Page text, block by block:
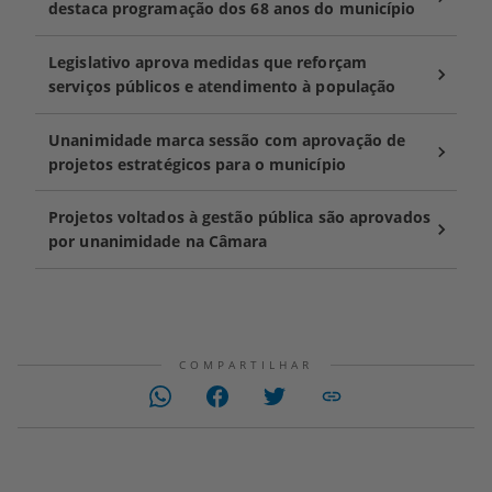
destaca programação dos 68 anos do município
Legislativo aprova medidas que reforçam
serviços públicos e atendimento à população
Unanimidade marca sessão com aprovação de
projetos estratégicos para o município
Projetos voltados à gestão pública são aprovados
por unanimidade na Câmara
COMPARTILHAR